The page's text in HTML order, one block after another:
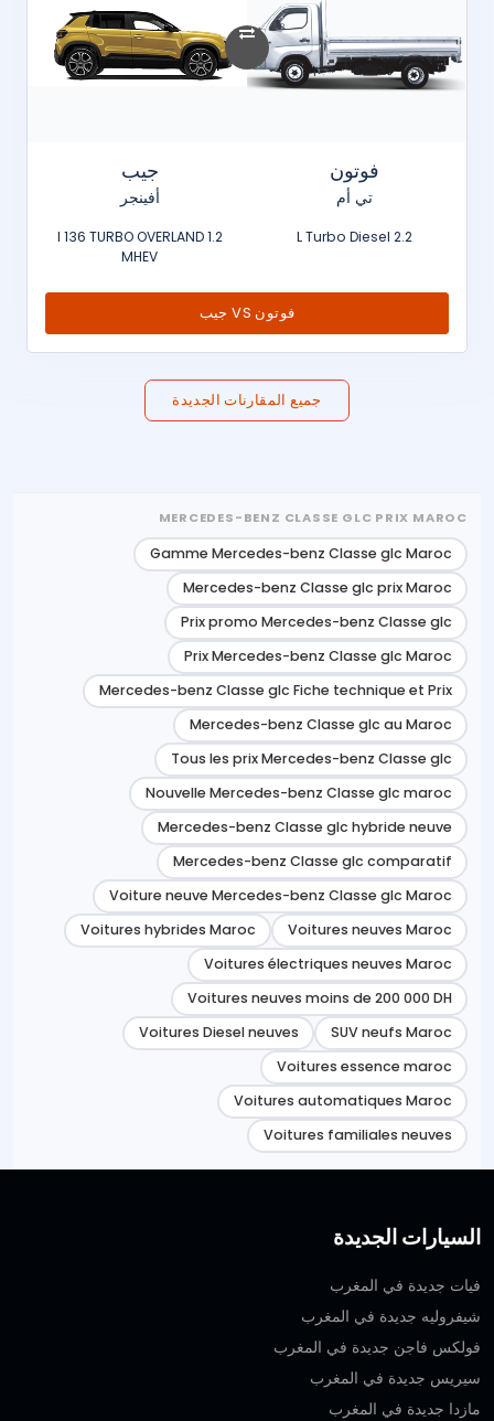
فوتون
تي أم
2.2 L Turbo Diesel
جيب
أفينجر
1.2 l 136 TURBO OVERLAND
MHEV
فوتون VS جيب
جميع المقارنات الجديدة
MERCEDES-BENZ CLASSE GLC PRIX MAROC
Gamme Mercedes-benz Classe glc Maroc
Mercedes-benz Classe glc prix Maroc
Prix promo Mercedes-benz Classe glc
Prix Mercedes-benz Classe glc Maroc
Mercedes-benz Classe glc Fiche technique et Prix
Mercedes-benz Classe glc au Maroc
Tous les prix Mercedes-benz Classe glc
Nouvelle Mercedes-benz Classe glc maroc
Mercedes-benz Classe glc hybride neuve
Mercedes-benz Classe glc comparatif
Voiture neuve Mercedes-benz Classe glc Maroc
Voitures neuves Maroc
Voitures hybrides Maroc
Voitures électriques neuves Maroc
Voitures neuves moins de 200 000 DH
SUV neufs Maroc
Voitures Diesel neuves
Voitures essence maroc
Voitures automatiques Maroc
Voitures familiales neuves
السيارات الجديدة
فيات جديدة في المغرب
شيفروليه جديدة في المغرب
فولكس فاجن جديدة في المغرب
سيريس جديدة في المغرب
مازدا جديدة في المغرب